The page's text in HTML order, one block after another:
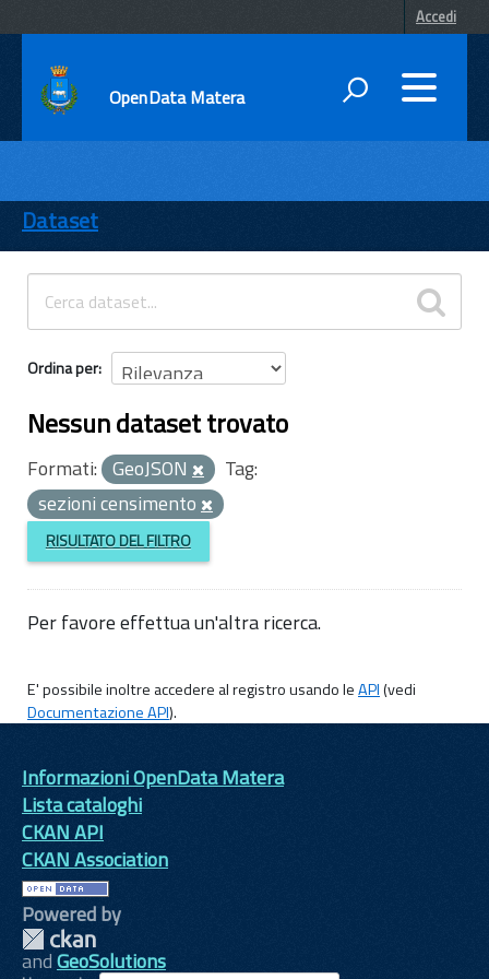
Accedi
OpenData Matera
ENTI
TEMI
INFORMAZIONI
Dataset
Ordina per
Nessun dataset trovato
Formati: GeoJSON
Tag:
sezioni censimento
RISULTATO DEL FILTRO
Per favore effettua un'altra ricerca.
E' possibile inoltre accedere al registro usando leAPI(vedi
Documentazione API).
Informazioni OpenData Matera
Lista cataloghi
CKAN API
CKAN Association
Powered by
andGeoSolutions